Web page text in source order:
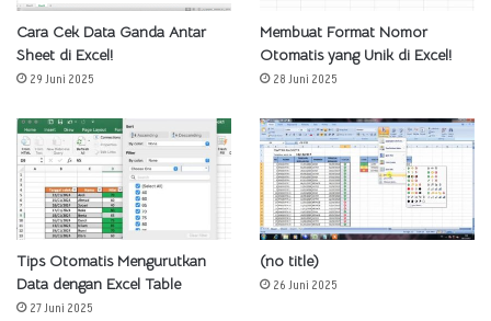
Cara Cek Data Ganda Antar
Sheet di Excel!
29 Juni 2025
Membuat Format Nomor
Otomatis yang Unik di Excel!
28 Juni 2025
Tips Otomatis Mengurutkan
Data dengan Excel Table
27 Juni 2025
(no title)
26 Juni 2025